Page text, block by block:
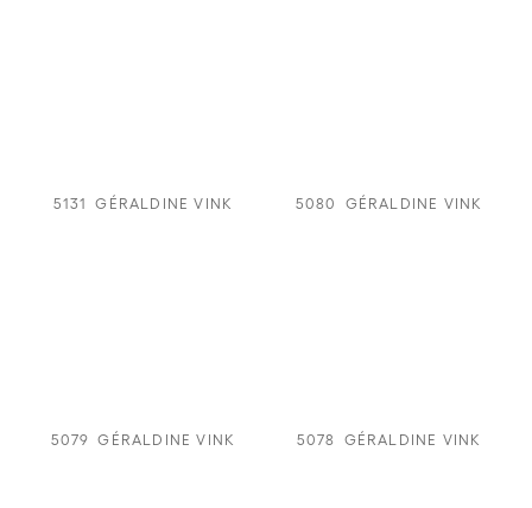
5131 GÉRALDINE VINK 5080 GÉRALDINE VINK
5079 GÉRALDINE VINK 5078 GÉRALDINE VINK